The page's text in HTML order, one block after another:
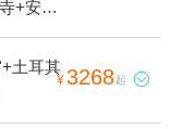
+安纳
+土耳其
¥3268起 